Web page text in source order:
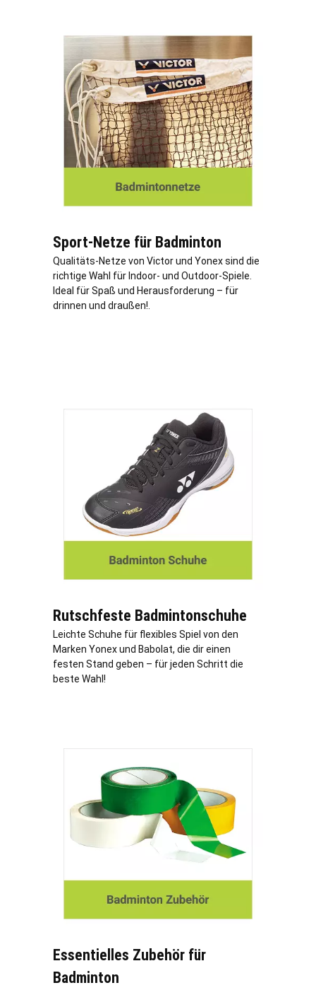
Sport-Netze für Badminton
Qualitäts-Netze von Victor und Yonex sind die
richtige Wahl für Indoor- und Outdoor-Spiele.
Ideal für Spaß und Herausforderung – für
drinnen und draußen!.
Rutschfeste Badmintonschuhe
Leichte Schuhe für flexibles Spiel von den
Marken Yonex und Babolat, die dir einen
festen Stand geben – für jeden Schritt die
beste Wahl!
Essentielles Zubehör für
Badminton